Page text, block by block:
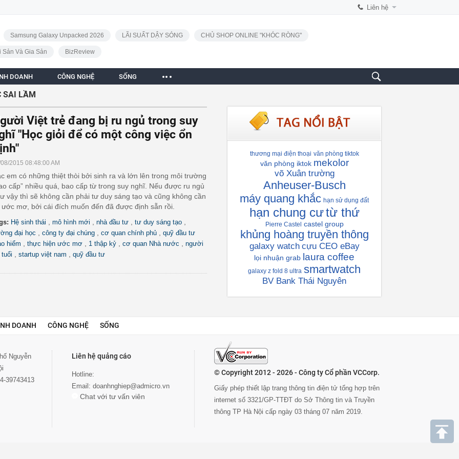
Liên hệ
Samsung Galaxy Unpacked 2026 LÃI SUẤT DẬY SÓNG CHỦ SHOP ONLINE "KHÓC RÒNG"
Sản Và Gia Sản BizReview
DOANH CÔNG NGHỆ SỐNG
SAI LẦM
Việt trẻ đang bị ru ngủ trong suy
"Học giỏi để có một công việc ổn
2015 08:48:00 AM
em có những thiệt thòi bởi sinh ra và lớn lên trong môi trường
cấp” nhiều quá, bao cấp từ trong suy nghĩ. Nếu được ru ngủ
vậy thì sẽ không cần phải tư duy sáng tạo và cũng không cần
ước mơ, bởi cái đích muốn đến đã được định sẵn rồi.
Hệ sinh thái mô hình mới nhà đầu tư tư duy sáng tạo
đại học công ty đại chúng cơ quan chính phủ
quỹ đầu tư
hiểm
thực hiện ước mơ 1 thập kỷ cơ quan Nhà nước
người
startup việt nam quỹ đầu tư
thương mại điện thoại văn phòng tiktok
văn phòng iktok mekolor
võ Xuân trường
Anheuser-Busch
máy quang khắc hạn sử dụng đất
hạn chung cưtừ thứ
Pierre Castel castel group
khủng hoàng truyền thông
galaxy watch cựu CEO eBay
lọi nhuận grab laura coffee
galaxy z fold 8 ultra smartwatch
BV Bank Thái Nguyên
DOANH CÔNG NGHỆ SỐNG
Nguyễn
39743413
Liên hệ quảng cáo
Hotline:
Email: doanhnghiep@admicro.vn
Chat với tư vấn viên
© Copyright 2012 - 2026 - Công ty Cổ phần VCCorp.
Giấy phép thiết lập trang thông tin điện tử tổng hợp trên
internet số 3321/GP-TTĐT do Sở Thông tin và Truyền
thông TP Hà Nội cấp ngày 03 tháng 07 năm 2019.